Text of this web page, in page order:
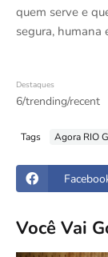
quem serve e
segura, humana
Destaques
6/trending/recent
Tags Agora RIO
Você Vai